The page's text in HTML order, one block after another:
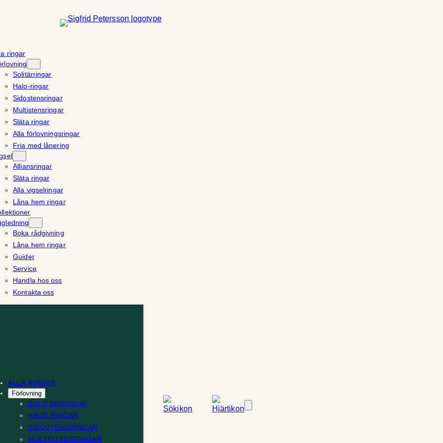
ringar
Solitärringar
Halo-ringar
Sidostensringar
Multistensringar
Släta ringar
Alla förlovningsringar
Fria med lånering
Alliansringar
Släta ringar
Alla vigselringar
Låna hem ringar
Boka rådgivning
Låna hem ringar
Guider
Service
Handla hos oss
Kontakta oss
ALLA RINGAR
Förlovning
SOLITÄRRINGAR
HALO-RINGAR
SIDOSTENSRINGAR
MULTISTENSRINGAR